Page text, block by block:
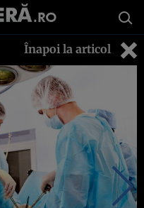
Înapoi la articol